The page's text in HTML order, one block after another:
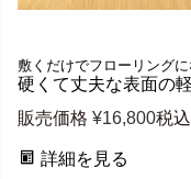
販売価格 ¥16,800税込
詳細を見る